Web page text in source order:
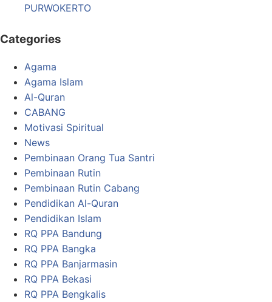
PURWOKERTO
Categories
Agama
Agama Islam
Al-Quran
CABANG
Motivasi Spiritual
News
Pembinaan Orang Tua Santri
Pembinaan Rutin
Pembinaan Rutin Cabang
Pendidikan Al-Quran
Pendidikan Islam
RQ PPA Bandung
RQ PPA Bangka
RQ PPA Banjarmasin
RQ PPA Bekasi
RQ PPA Bengkalis